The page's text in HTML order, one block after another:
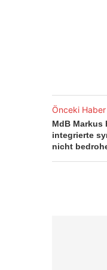
Önceki Haber
MdB Markus
integrierte
nicht